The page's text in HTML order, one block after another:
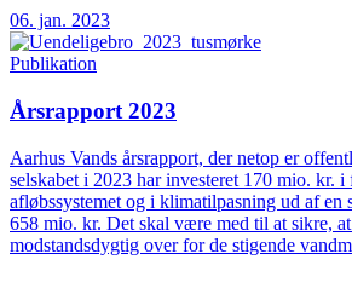
06. jan. 2023
Publikation
Årsrapport 2023
Aarhus Vands årsrapport, der netop er
selskabet i 2023 har investeret 170 mio. kr.
afløbssystemet og i klimatilpasning ud af en
658 mio. kr. Det skal være med til at sikre,
modstandsdygtig over for de stigende